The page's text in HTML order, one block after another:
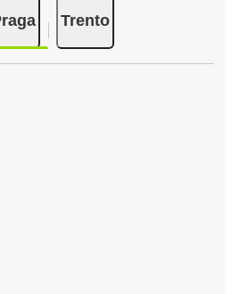
Trento